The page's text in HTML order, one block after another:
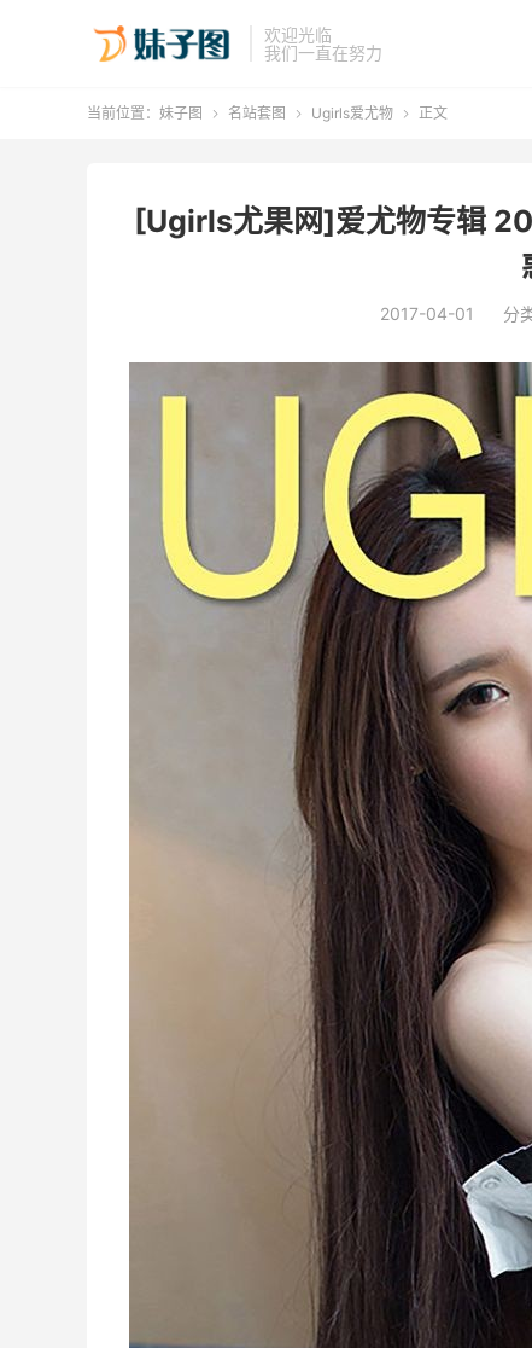
欢迎光临
我们一直在努力
当前位置： 妹子图  名站套图  Ugirls爱尤物  正文
[Ugirls尤果网]爱尤物专辑
2017-04-01 分